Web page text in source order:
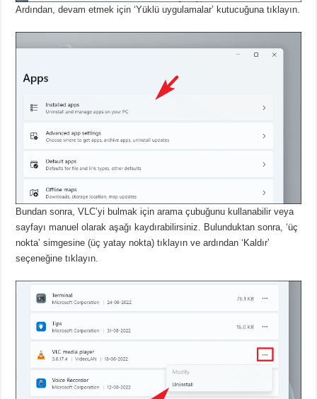
Ardından, devam etmek için ‘Yüklü uygulamalar’ kutucuğuna tıklayın.
Bundan sonra, VLC’yi bulmak için arama çubuğunu kullanabilir veya
sayfayı manuel olarak aşağı kaydırabilirsiniz. Bulunduktan sonra, ‘üç
nokta’ simgesine (üç yatay nokta) tıklayın ve ardından ‘Kaldır’
seçeneğine tıklayın.